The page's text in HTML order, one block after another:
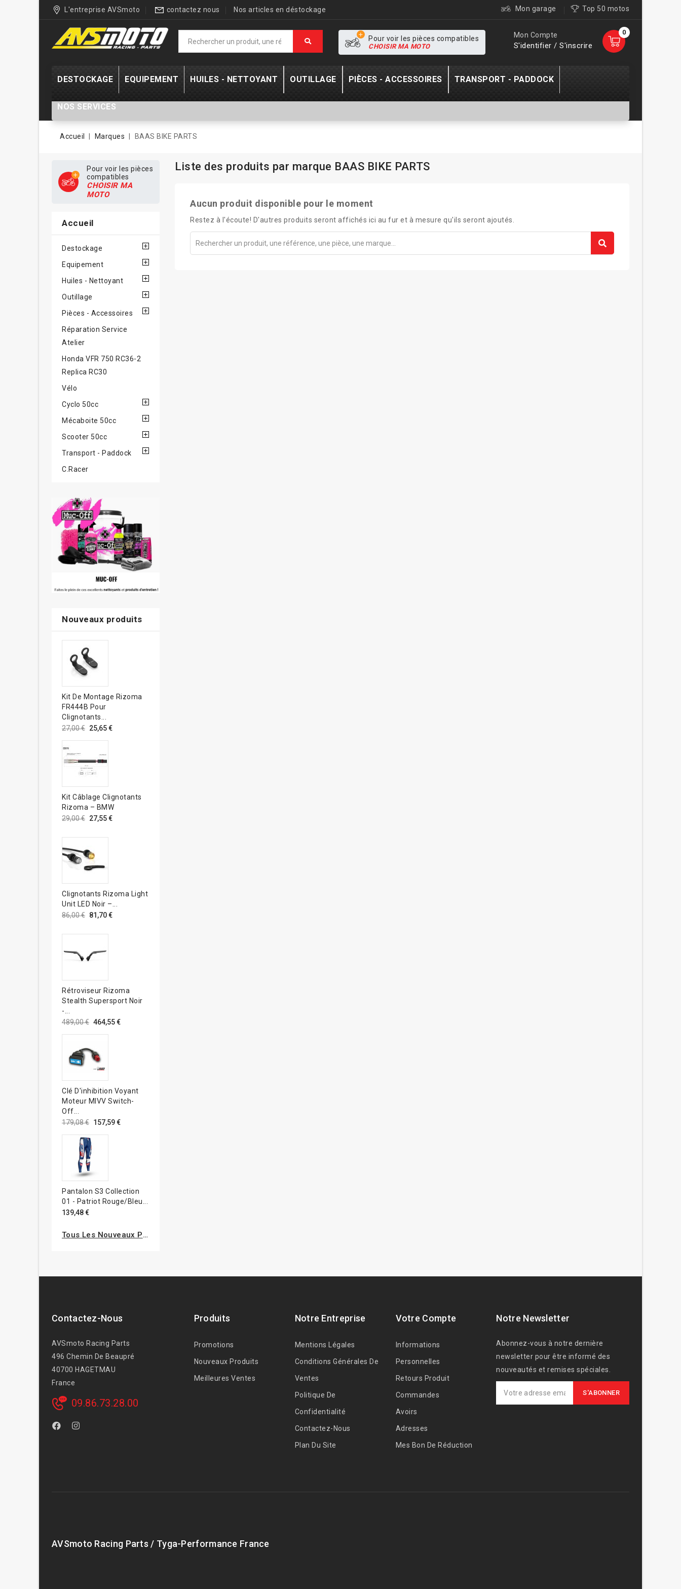
L'entreprise AVSmoto contactez nous Nos articles en déstockage Mon garage Top 50 motos
0
Mon Compte
S'identifier / S'inscrire
Pour voir les pièces compatibles
CHOISIR MA MOTO
DESTOCKAGE EQUIPEMENT HUILES - NETTOYANT OUTILLAGE PIÈCES - ACCESSOIRES TRANSPORT - PADDOCK
NOS SERVICES
Accueil Marques BAAS BIKE PARTS
Pour voir les pièces
compatibles
CHOISIR MA
MOTO
Accueil
Destockage
Equipement
Huiles - Nettoyant
Outillage
Pièces - Accessoires
Réparation Service
Atelier
Honda VFR 750 RC36-2
Replica RC30
Vélo
Cyclo 50cc
Mécaboite 50cc
Scooter 50cc
Transport - Paddock
C.Racer
Nouveaux produits
Kit De Montage Rizoma
FR444B Pour
Clignotants...
27,00 € 25,65 €
Kit Câblage Clignotants
Rizoma – BMW
29,00 € 27,55 €
Clignotants Rizoma Light
Unit LED Noir –...
86,00 € 81,70 €
Rétroviseur Rizoma
Stealth Supersport Noir
-...
489,00 € 464,55 €
Clé D'inhibition Voyant
Moteur MIVV Switch-
Off...
179,08 € 157,59 €
Pantalon S3 Collection
01 - Patriot Rouge/bleu...
139,48 €
Tous Les Nouveaux Produits
Liste des produits par marque BAAS BIKE PARTS
Aucun produit disponible pour le moment
Restez à l'écoute! D'autres produits seront affichés ici au fur et à mesure qu'ils seront ajoutés.
Contactez-Nous
AVSmoto Racing Parts
496 Chemin De Beaupré
40700 HAGETMAU
France
09.86.73.28.00
Produits
Promotions
Nouveaux Produits
Meilleures Ventes
Notre Entreprise
Mentions Légales
Conditions Générales De
Ventes
Politique De
Confidentialité
Contactez-Nous
Plan Du Site
Votre Compte
Informations
Personnelles
Retours Produit
Commandes
Avoirs
Adresses
Mes Bon De Réduction
Notre Newsletter
Abonnez-vous à notre dernière
newsletter pour être informé des
nouveautés et remises spéciales.
AVSmoto Racing Parts / Tyga-Performance France